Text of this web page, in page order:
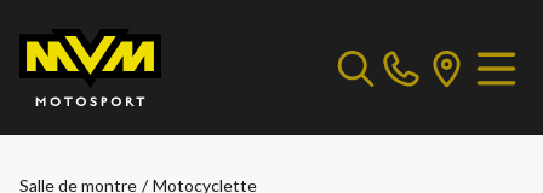
Salle de montre / Motocyclette